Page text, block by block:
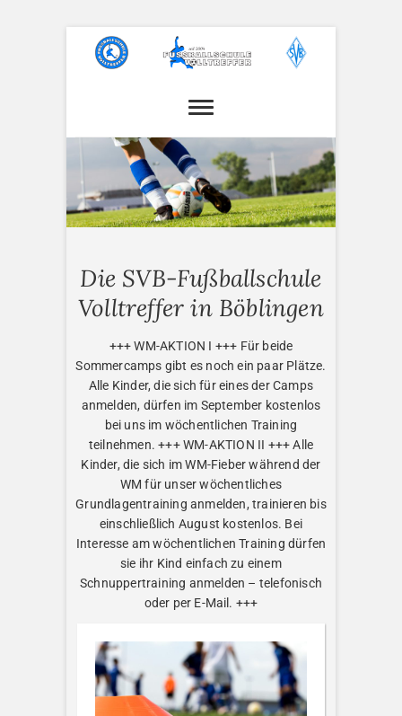
Volltreffer
Die SVB-Fußballschule
Volltreffer in Böblingen
+++ WM-AKTION I +++ Für beide
Sommercamps gibt es noch ein paar Plätze.
Alle Kinder, die sich für eines der Camps
anmelden, dürfen im September kostenlos
bei uns im wöchentlichen Training
teilnehmen. +++ WM-AKTION II +++ Alle
Kinder, die sich im WM-Fieber während der
WM für unser wöchentliches
Grundlagentraining anmelden, trainieren bis
einschließlich August kostenlos. Bei
Interesse am wöchentlichen Training dürfen
sie ihr Kind einfach zu einem
Schnuppertraining anmelden – telefonisch
oder per E-Mail. +++